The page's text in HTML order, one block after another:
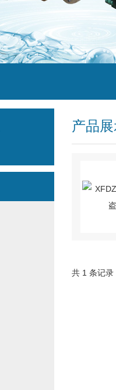
产品
共 1 条记